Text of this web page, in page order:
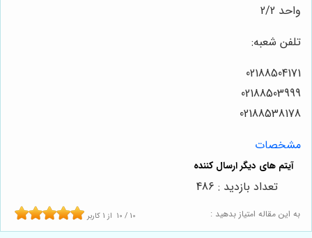
واحد 2/2
تلفن شعبه:
02188504171
02188503999
02188538178
مشخصات
به این مقاله امتیاز بدهید : 10 / 10 از 1 کاربر
تعداد بازدید : 486